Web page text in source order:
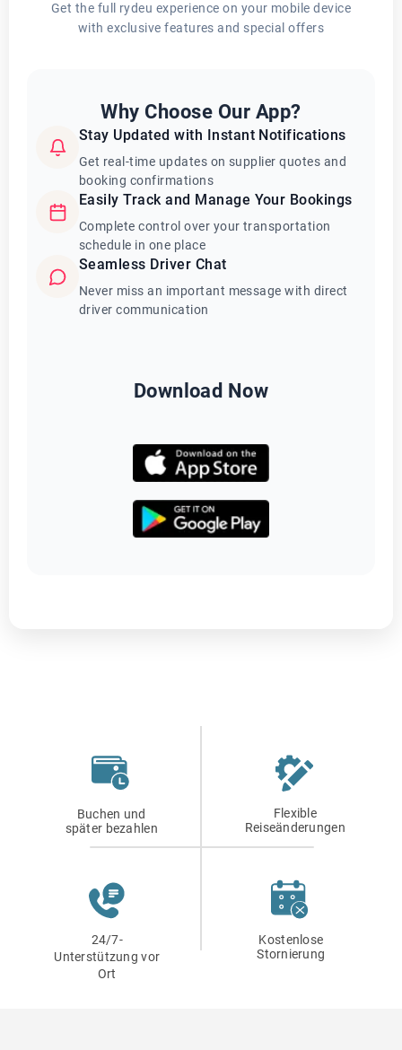
Get the full rydeu experience on your mobile device
with exclusive features and special offers
Why Choose Our App?
Stay Updated with Instant Notifications
Get real-time updates on supplier quotes and
booking confirmations
Easily Track and Manage Your Bookings
Complete control over your transportation
schedule in one place
Seamless Driver Chat
Never miss an important message with direct
driver communication
Download Now
Buchen und
später bezahlen
Flexible
Reiseänderungen
Kostenlose
Stornierung
24/7-
Unterstützung vor
Ort